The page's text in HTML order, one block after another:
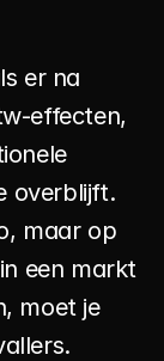
er na
effecten,
overblijft.
maar op
een markt
moet je